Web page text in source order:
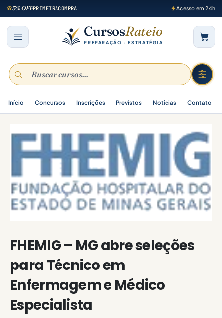
5% OFFPRIMEIRACOMPRA Acesso em 24h
CursosRateio
PREPARAÇÃO · ESTRATÉGIA
Início Concursos Inscrições Previstos Notícias Contato
FHEMIG – MG abre seleções
para Técnico em
Enfermagem e Médico
Especialista